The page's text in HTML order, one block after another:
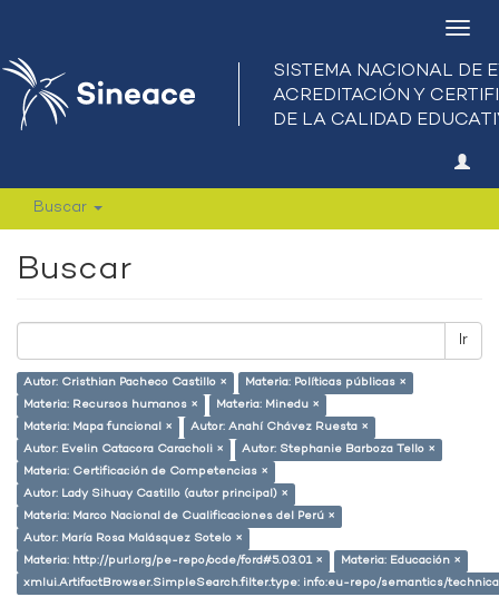
Buscar
Buscar
Ir
Autor: Cristhian Pacheco Castillo ×
Materia: Políticas públicas ×
Materia: Recursos humanos ×
Materia: Minedu ×
Materia: Mapa funcional ×
Autor: Anahí Chávez Ruesta ×
Autor: Evelin Catacora Caracholi ×
Autor: Stephanie Barboza Tello ×
Materia: Certificación de Competencias ×
Autor: Lady Sihuay Castillo (autor principal) ×
Materia: Marco Nacional de Cualificaciones del Perú ×
Autor: María Rosa Malásquez Sotelo ×
Materia: http://purl.org/pe-repo/ocde/ford#5.03.01 ×
Materia: Educación ×
xmlui.ArtifactBrowser.SimpleSearch.filter.type: info:eu-repo/semantics/